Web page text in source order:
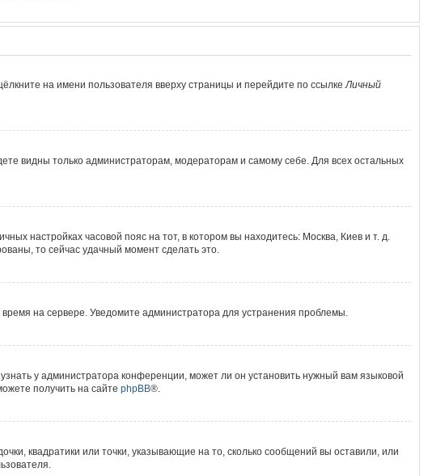
на имени пользователя вверху страницы и перейдите по ссылкеЛичный
видны только администраторам, модераторам и самому себе. Для всех остальных
настройках часовой пояс на тот, в котором вы находитесь: Москва, Киев и т. д.
то сейчас удачный момент сделать это.
на сервере. Уведомите администратора для устранения проблемы.
у администратора конференции, может ли он установить нужный вам языковой
получить на сайте phpBB®.
квадратики или точки, указывающие на то, сколько сообщений вы оставили, или